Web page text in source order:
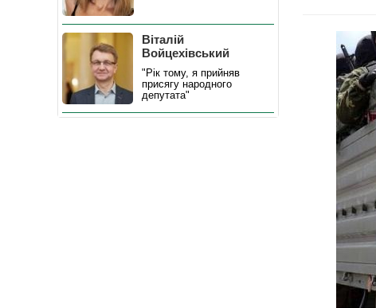
Віталій
Войцехівський
"Рік тому, я прийняв
присягу народного
депутата"